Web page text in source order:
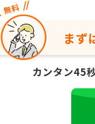
まず
カンタン45